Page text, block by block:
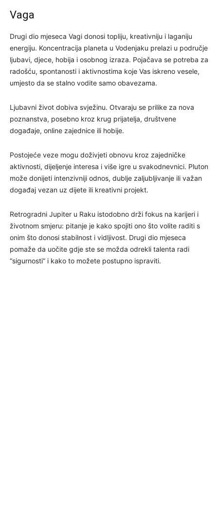
Vaga
Drugi dio mjeseca Vagi donosi topliju, kreativniju i laganiju
energiju. Koncentracija planeta u Vodenjaku prelazi u područje
ljubavi, djece, hobija i osobnog izraza. Pojačava se potreba za
radošću, spontanosti i aktivnostima koje Vas iskreno vesele,
umjesto da se stalno vodite samo obavezama.
Ljubavni život dobiva svježinu. Otvaraju se prilike za nova
poznanstva, posebno kroz krug prijatelja, društvene
događaje, online zajednice ili hobije.
Postojeće veze mogu doživjeti obnovu kroz zajedničke
aktivnosti, dijeljenje interesa i više igre u svakodnevnici. Pluton
može donijeti intenzivniji odnos, dublje zaljubljivanje ili važan
događaj vezan uz dijete ili kreativni projekt.
Retrogradni Jupiter u Raku istodobno drži fokus na karijeri i
životnom smjeru: pitanje je kako spojiti ono što volite raditi s
onim što donosi stabilnost i vidljivost. Drugi dio mjeseca
pomaže da uočite gdje ste se možda odrekli talenta radi
“sigurnosti” i kako to možete postupno ispraviti.